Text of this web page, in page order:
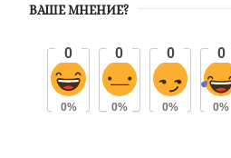
ВАШЕ МНЕНИЕ?
0
0%
0
0%
0
0%
0
0%